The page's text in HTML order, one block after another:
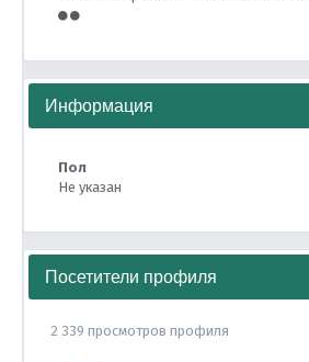
Информация
Пол
Не указан
Посетители профиля
2 339 просмотров профиля